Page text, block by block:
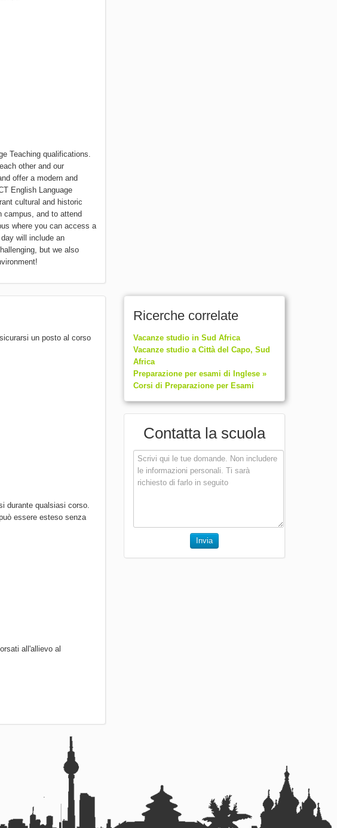
Teaching qualifications.
other and our
offer a modern and
English Language
cultural and historic
campus, and to attend
where you can access a
will include an
but we also
un posto al corso
durante qualsiasi corso.
essere esteso senza
all'allievo al
Ricerche correlate
Vacanze studio in Sud Africa
Vacanze studio a Città del Capo, Sud
Africa
Preparazione per esami di Inglese »
Corsi di Preparazione per Esami
Contatta la scuola
Invia